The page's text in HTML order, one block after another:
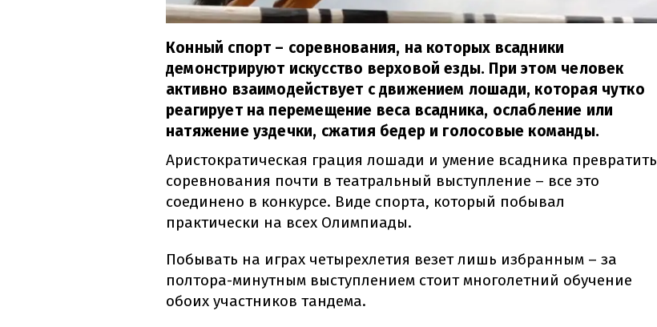
Конный спорт – соревнования, на которых всадники
демонстрируют искусство верховой езды. При этом человек
активно взаимодействует с движением лошади, которая чутко
реагирует на перемещение веса всадника, ослабление или
натяжение уздечки, сжатия бедер и голосовые команды.
Аристократическая грация лошади и умение всадника превратить
соревнования почти в театральный выступление – все это
соединено в конкурсе. Виде спорта, который побывал
практически на всех Олимпиады.
Побывать на играх четырехлетия везет лишь избранным – за
полтора-минутным выступлением стоит многолетний обучение
обоих участников тандема.